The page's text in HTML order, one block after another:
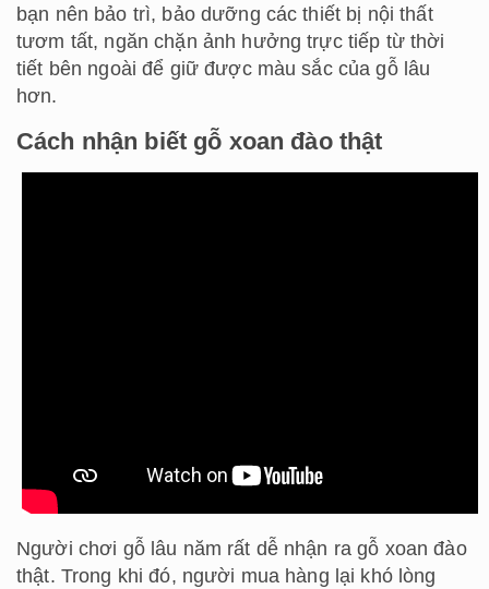
bạn nên bảo trì, bảo dưỡng các thiết bị nội thất
tươm tất, ngăn chặn ảnh hưởng trực tiếp từ thời
tiết bên ngoài để giữ được màu sắc của gỗ lâu
hơn.
Cách nhận biết gỗ xoan đào thật
Người chơi gỗ lâu năm rất dễ nhận ra gỗ xoan đào
thật. Trong khi đó, người mua hàng lại khó lòng